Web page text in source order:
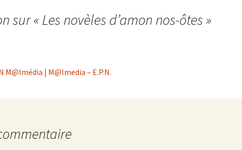
sur « Les novèles d’amon nos-ôtes»
M@lmédia | M@lmedia – E.P.N.